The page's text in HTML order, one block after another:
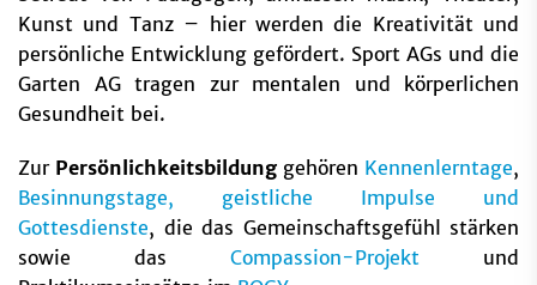
Kunst und Tanz – hier werden die Kreativität und
persönliche Entwicklung gefördert. Sport AGs und die
Garten AG tragen zur mentalen und körperlichen
Gesundheit bei.
Zur Persönlichkeitsbildung gehören Kennenlerntage,
Besinnungstage, geistliche Impulse und
Gottesdienste, die das Gemeinschaftsgefühl stärken
sowie das Compassion-Projekt und